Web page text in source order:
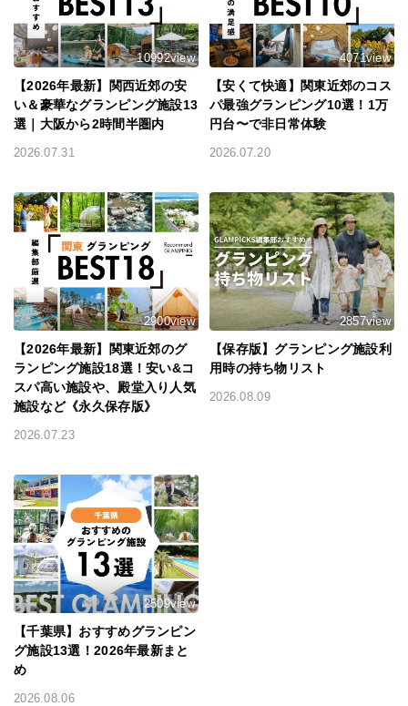
10992view
【2026年最新】関西近郊の安
い＆豪華なグランピング施設13
選｜大阪から2時間半圏内
2026.07.31
4071view
【安くて快適】関東近郊のコス
パ最強グランピング10選！1万
円台〜で非日常体験
2026.07.20
2900view
【2026年最新】関東近郊のグ
ランピング施設18選！安い&コ
スパ高い施設や、殿堂入り人気
施設など《永久保存版》
2026.07.23
2857view
【保存版】グランピング施設利
用時の持ち物リスト
2026.08.09
2509view
【千葉県】おすすめグランピン
グ施設13選！2026年最新まと
め
2026.08.06